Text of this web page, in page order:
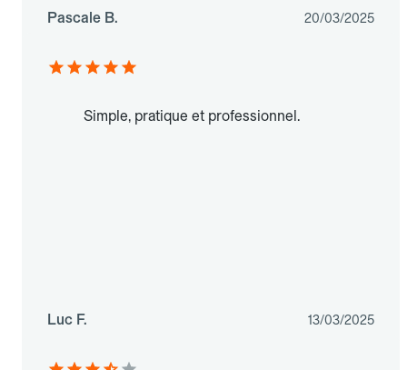
Pascale B. 20/03/2025
Simple, pratique et professionnel.
Luc F. 13/03/2025